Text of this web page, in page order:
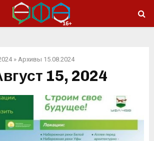
» Архивы 15.08.2024
15, 2024